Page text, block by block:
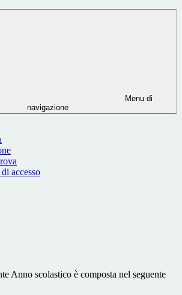
Menu di
navigazione
accesso
Anno scolastico è composta nel seguente